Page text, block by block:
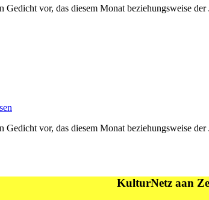
vor, das diesem Monat beziehungsweise
vor, das diesem Monat beziehungsweise
KulturNetz aan